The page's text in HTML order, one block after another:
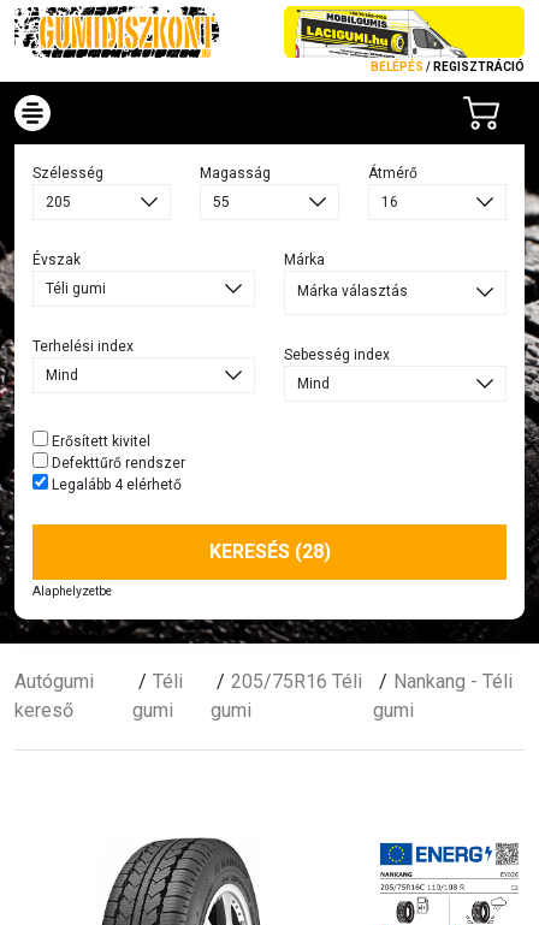
BELÉPÉS / REGISZTRÁCIÓ
Szélesség Magasság Átmérő
Évszak
Terhelési index
Márka
Márka választás
Sebesség index
Erősített kivitel
Defekttűrő rendszer
Legalább 4 elérhető
KERESÉS (28)
Alaphelyzetbe
Autógumi
kereső
Téli
gumi
205/75R16 Téli
gumi
Nankang - Téli
gumi